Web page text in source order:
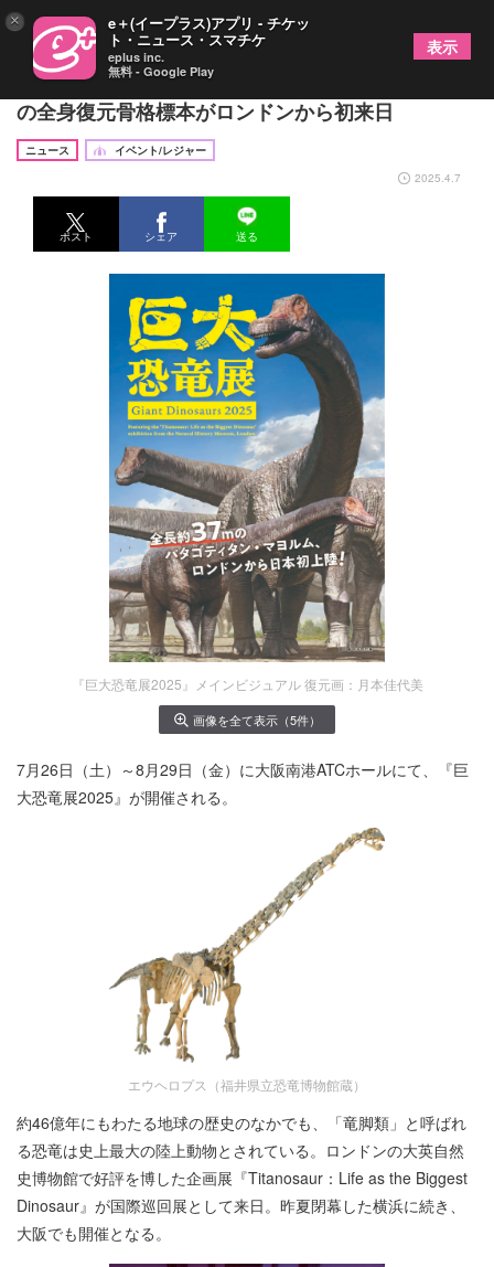
大阪『巨大恐竜展2025』開催日程決定、全長約37m
の全身復元骨格標本がロンドンから初来日
ニュース
イベント/レジャー
2025.4.7
ポスト シェア 送る
『巨大恐竜展2025』メインビジュアル 復元画：月本佳代美
画像を全て表示（5件）
7月26日（土）～8月29日（金）に大阪南港ATCホールにて、『巨
大恐竜展2025』が開催される。
エウヘロプス（福井県立恐竜博物館蔵）
約46億年にもわたる地球の歴史のなかでも、「竜脚類」と呼ばれ
る恐竜は史上最大の陸上動物とされている。ロンドンの大英自然
史博物館で好評を博した企画展『Titanosaur：Life as the Biggest
Dinosaur』が国際巡回展として来日。昨夏閉幕した横浜に続き、
大阪でも開催となる。
× e＋(イープラス)アプリ - チケッ
ト・ニュース・スマチケ
eplus inc.
無料 - Google Play
表示